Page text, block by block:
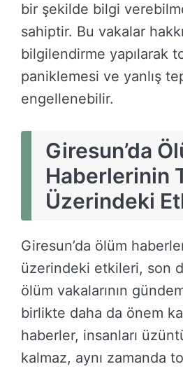
bir şekilde bilgi
sahiptir. Bu vakalar
bilgilendirme yapılarak
paniklemesi ve yanlış
engellenebilir.
Giresun’da
Haberlerinin
Üzerindeki
Giresun’da ölüm
üzerindeki etkileri, son
ölüm vakalarının
birlikte daha da önem
haberler, insanları
kalmaz, aynı zamanda